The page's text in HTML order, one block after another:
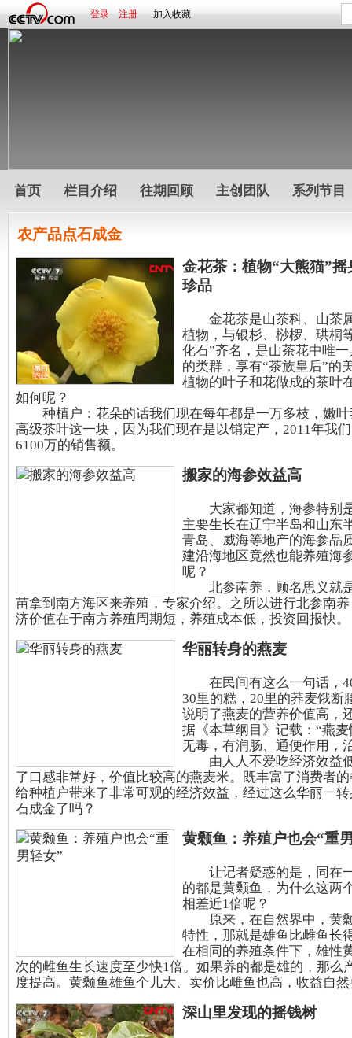
登录 注册 加入收藏
首页 栏目介绍 往期回顾 主创团队 系列节目
农产品点石成金
金花茶：植物“大熊猫”摇
珍品
金花茶是山茶科、山茶
植物，与银杉、桫椤、珙桐
化石”齐名，是山茶花中唯
的类群，享有“茶族皇后”的
植物的叶子和花做成的茶叶
如何呢？
种植户：花朵的话我们现在每年都是一万多枝，嫩叶
高级茶叶这一块，因为我们现在是以销定产，2011年我
6100万的销售额。
搬家的海参效益高
大家都知道，海参特别
主要生长在辽宁半岛和山东
青岛、威海等地产的海参品
建沿海地区竟然也能养殖海
呢？
北参南养，顾名思义就
苗拿到南方海区来养殖，专家介绍。之所以进行北参南
济价值在于南方养殖周期短，养殖成本低，投资回报快。
华丽转身的燕麦
在民间有这么一句话，
30里的糕，20里的荞麦饿断
说明了燕麦的营养价值高，
据《本草纲目》记载：“燕
无毒，有润肠、通便作用，
由人人不爱吃经济效益
了口感非常好，价值比较高的燕麦米。既丰富了消费者
给种植户带来了非常可观的经济效益，经过这么华丽一
石成金了吗？
黄颡鱼：养殖户也会“重
让记者疑惑的是，同在
的都是黄颡鱼，为什么这两
相差近1倍呢？
原来，在自然界中，黄
特性，那就是雄鱼比雌鱼长
在相同的养殖条件下，雄性
次的雌鱼生长速度至少快1倍。如果养的都是雄的，那么
度提高。黄颡鱼雄鱼个儿大、卖价比雌鱼也高，收益自
深山里发现的摇钱树